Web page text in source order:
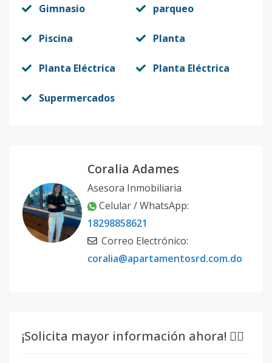
Gimnasio parqueo
Piscina Planta
Planta Eléctrica Planta Eléctrica
Supermercados
Coralia Adames
Asesora Inmobiliaria
Celular / WhatsApp:
18298858621
Correo Electrónico:
coralia@apartamentosrd.com.do
¡Solicita mayor información ahora! 👇🏽